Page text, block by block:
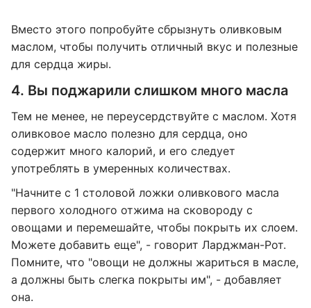
Вместо этого попробуйте сбрызнуть оливковым
маслом, чтобы получить отличный вкус и полезные
для сердца жиры.
4. Вы поджарили слишком много масла
Тем не менее, не переусердствуйте с маслом. Хотя
оливковое масло полезно для сердца, оно
содержит много калорий, и его следует
употреблять в умеренных количествах.
"Начните с 1 столовой ложки оливкового масла
первого холодного отжима на сковороду с
овощами и перемешайте, чтобы покрыть их слоем.
Можете добавить еще", - говорит Ларджман-Рот.
Помните, что "овощи не должны жариться в масле,
а должны быть слегка покрыты им", - добавляет
она.